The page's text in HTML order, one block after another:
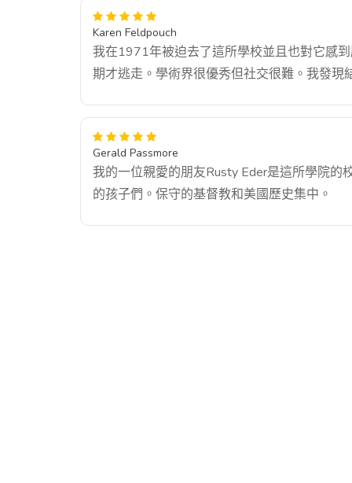
Karen Feldpouch
我在1971年被迫去了這所學校並且也對它感
期才逃走。學術界很優秀但社交很難。我發
Gerald Passmore
我的一位親愛的朋友Rusty Eder是這所學院的
的孩子們。保守的基督教和美國歷史集中。